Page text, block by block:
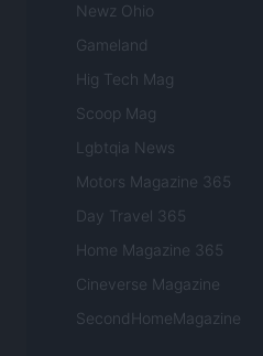
Newz Ohio
Gameland
Hig Tech Mag
Scoop Mag
Lgbtqia News
Motors Magazine 365
Day Travel 365
Home Magazine 365
Cineverse Magazine
SecondHomeMagazine